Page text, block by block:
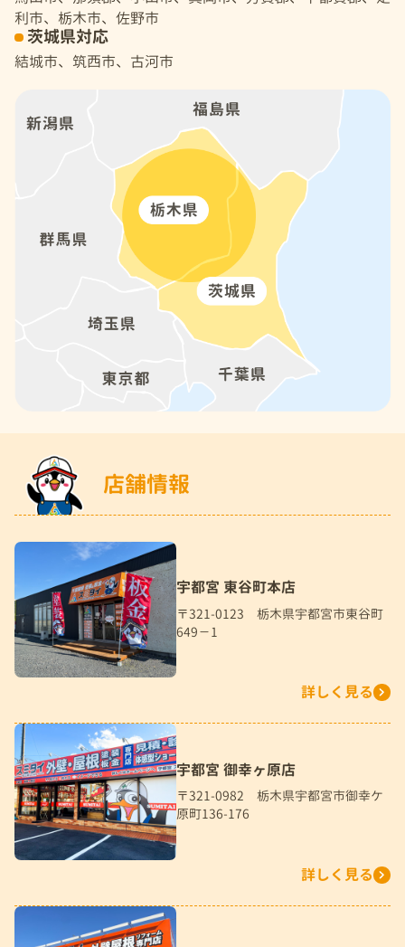
利市、栃木市、佐野市
茨城県対応
結城市、筑西市、古河市
店舗情報
宇都宮 東谷町本店
〒321-0123 栃木県宇都宮市東谷町
649－1
詳しく見る
宇都宮 御幸ヶ原店
〒321-0982 栃木県宇都宮市御幸ケ
原町136-176
詳しく見る